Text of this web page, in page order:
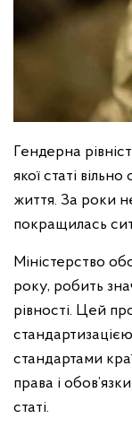
Гендерна
якої статі
життя. За роки
покращилась
Міністерство
року, робить
рівності. Цей
стандартами
права і
статі.